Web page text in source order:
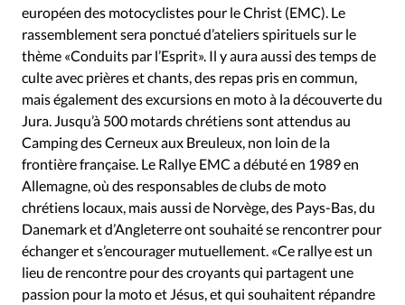
Mission
Monde People Politique
Religions
Société
européen des motocyclistes pour le Christ (EMC). Le
rassemblement sera ponctué d’ateliers spirituels sur le
thème «Conduits par l’Esprit». Il y aura aussi des temps de
culte avec prières et chants, des repas pris en commun,
mais également des excursions en moto à la découverte du
Jura. Jusqu’à 500 motards chrétiens sont attendus au
Camping des Cerneux aux Breuleux, non loin de la
frontière française. Le Rallye EMC a débuté en 1989 en
Allemagne, où des responsables de clubs de moto
chrétiens locaux, mais aussi de Norvège, des Pays-Bas, du
Danemark et d’Angleterre ont souhaité se rencontrer pour
échanger et s’encourager mutuellement. «Ce rallye est un
lieu de rencontre pour des croyants qui partagent une
passion pour la moto et Jésus, et qui souhaitent répandre